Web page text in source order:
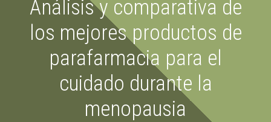
Análisis y comparativa de
los mejores productos de
parafarmacia para el
cuidado durante la
menopausia